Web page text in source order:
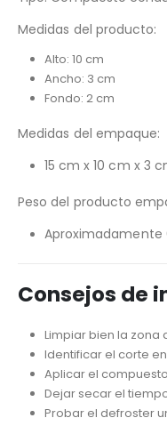
Medidas del producto:
Alto: 10 cm
Ancho: 3 cm
Fondo: 2 cm
Medidas del empaque:
15 cm x 10 cm x 3
Peso del producto
Aproximadamente
Consejos de
Limpiar bien la zona
Identificar el corte
Aplicar el
Dejar secar el
Probar el defroster